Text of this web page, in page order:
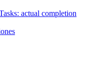
actual completion